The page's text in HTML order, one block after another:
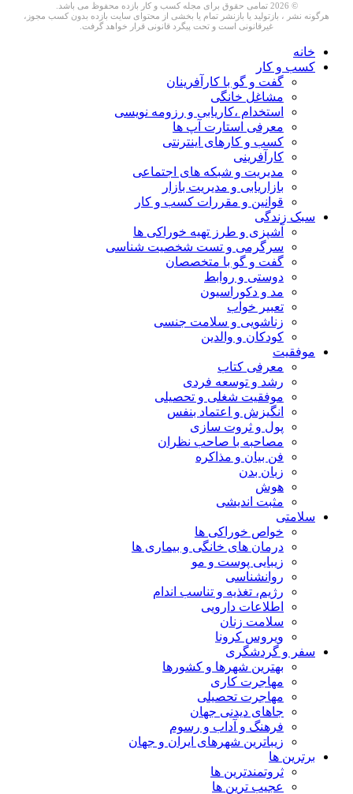
© 2026 تمامی حقوق برای مجله کسب و کار بازده محفوظ می باشد.
هرگونه نشر ، بازتولید یا بازنشر تمام یا بخشی از محتوای سایت بازده بدون کسب مجوز،
غیرقانونی است و تحت پیگرد قانونی قرار خواهد گرفت.
خانه
کسب و کار
گفت و گو با کارآفرینان
مشاغل خانگی
استخدام ،کاریابی و رزومه نویسی
معرفی استارت آپ ها
کسب و کارهای اینترنتی
کارآفرینی
مدیریت و شبکه های اجتماعی
بازاریابی و مدیریت بازار
قوانین و مقررات کسب و کار
سبک زندگی
آشپزی و طرز تهیه خوراکی ها
سرگرمی و تست شخصیت شناسی
گفت و گو با متخصصان
دوستی و روابط
مد و دکوراسیون
تعبیر خواب
زناشویی و سلامت جنسی
کودکان و والدین
موفقیت
معرفی کتاب
رشد و توسعه فردی
موفقیت شغلی و تحصیلی
انگیزش و اعتماد بنفس
پول و ثروت سازی
مصاحبه با صاحب نظران
فن بیان و مذاکره
زبان بدن
هوش
مثبت اندیشی
سلامتی
خواص خوراکی ها
درمان های خانگی و بیماری ها
زیبایی پوست و مو
روانشناسی
رژیم، تغذیه و تناسب اندام
اطلاعات دارویی
سلامت زنان
ویروس کرونا
سفر و گردشگری
بهترین شهرها و کشورها
مهاجرت کاری
مهاجرت تحصیلی
جاهای دیدنی جهان
فرهنگ و آداب و رسوم
زیباترین شهرهای ایران و جهان
برترین ها
ثروتمندترین ها
عجیب ترین ها